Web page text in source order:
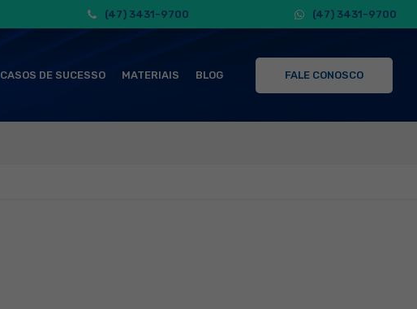
(47) 3431-9700 (47) 3431-9700
CASOS DE SUCESSO MATERIAIS BLOG FALE CONOSCO